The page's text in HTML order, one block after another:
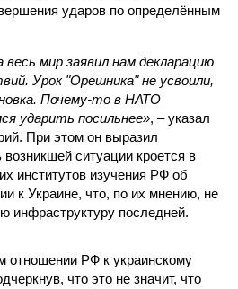
ударов по определённым
мир заявил нам декларацию
Урок "Орешника" не усвоили,
Почему-то в НАТО
ударить посильнее», – указал
При этом он выразил
возникшей ситуации кроется в
институтов изучения РФ об
к Украине, что, по их мнению, не
инфраструктуру последней.
отношении РФ к украинскому
что это не значит, что